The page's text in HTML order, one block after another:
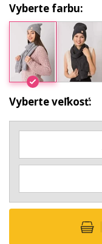
Vyberte farbu:
Vyberte veľkosť: